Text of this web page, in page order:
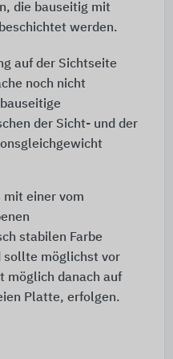
die bauseitig mit
werden.
auf der Sichtseite
noch nicht
der Sicht- und der
mit einer vom
stabilen Farbe
sollte möglichst vor
möglich danach auf
Platte, erfolgen.